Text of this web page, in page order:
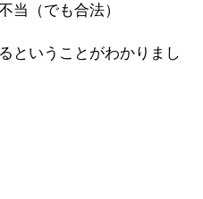
当（でも合法）
ということがわかりまし